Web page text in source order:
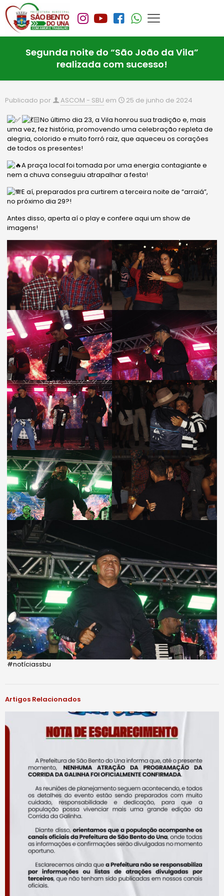
Segunda noite do “São João da Vila”
realizada com sucesso!
Publicado por ASCOM - SBU em 25 de junho de 2024
No último dia 23, a Vila honrou sua tradição e, mais
uma vez, fez história, promovendo uma celebração repleta de
alegria, colorido e muito forró raiz, que aqueceu os corações
de todos os presentes!
A praça local foi tomada por uma energia contagiante e
nem a chuva conseguiu atrapalhar a festa!
Eaí, preparados pra curtirem a terceira noite de “arraiá”,
no próximo dia 29?!
Antes disso, aperta aí o play e confere aqui um show de
imagens!
#notíciassbu
Artigos Relacionados